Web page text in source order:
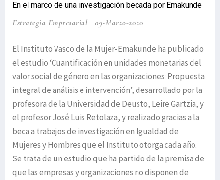
En el marco de una investigación becada por Emakunde
Estrategia Empresarial 09-Marzo-2020
El Instituto Vasco de la Mujer-Emakunde ha publicado
el estudio ‘Cuantificación en unidades monetarias del
valor social de género en las organizaciones: Propuesta
integral de análisis e intervención’, desarrollado por la
profesora de la Universidad de Deusto, Leire Gartzia, y
el profesor José Luis Retolaza, y realizado gracias a la
beca a trabajos de investigación en Igualdad de
Mujeres y Hombres que el Instituto otorga cada año.
Se trata de un estudio que ha partido de la premisa de
que las empresas y organizaciones no disponen de